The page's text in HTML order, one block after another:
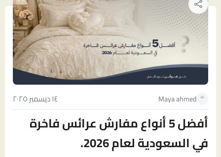
Maya ahmed ١٤ ديسمبر ٢٠٢٥
أفضل 5 أنواع مفارش عرائس فاخرة
في السعودية لعام 2026.